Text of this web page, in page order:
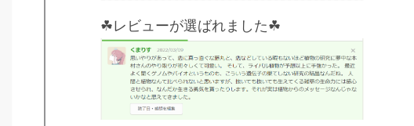
☘レビューが選ばれました☘